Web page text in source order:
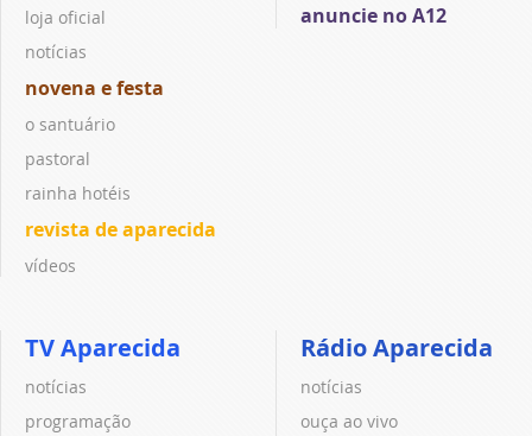
loja oficial
notícias
novena e festa
o santuário
pastoral
rainha hotéis
revista de aparecida
vídeos
anuncie no A12
TV Aparecida
notícias
programação
Rádio Aparecida
notícias
ouça ao vivo